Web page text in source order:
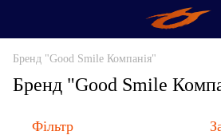
Бренд "Good Smile Компанія"
Бренд "Good Smile
Фільтр